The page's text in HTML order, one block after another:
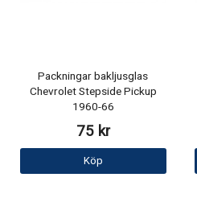
Packningar bakljusglas
Chevrolet Stepside Pickup
1960-66
75 kr
Köp